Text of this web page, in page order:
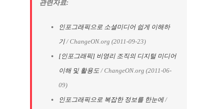
관련자료:
인포그래픽으로 소셜미디어 쉽게 이해하
기/ ChangeON.org (2011-09-23)
[인포그래픽] 비영리 조직의 디지털 미디어
이해 및 활용도 / ChangeON.org (2011-06-
09)
인포그래픽으로 복잡한 정보를 한눈에/